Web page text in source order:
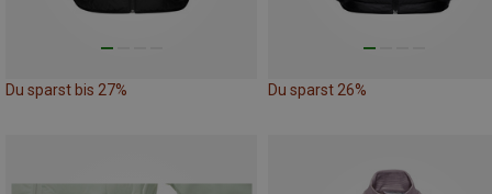
Du sparst bis 27% Du sparst 26%